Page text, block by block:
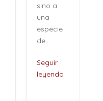
sino a
una
especie
de...
Seguir
leyendo